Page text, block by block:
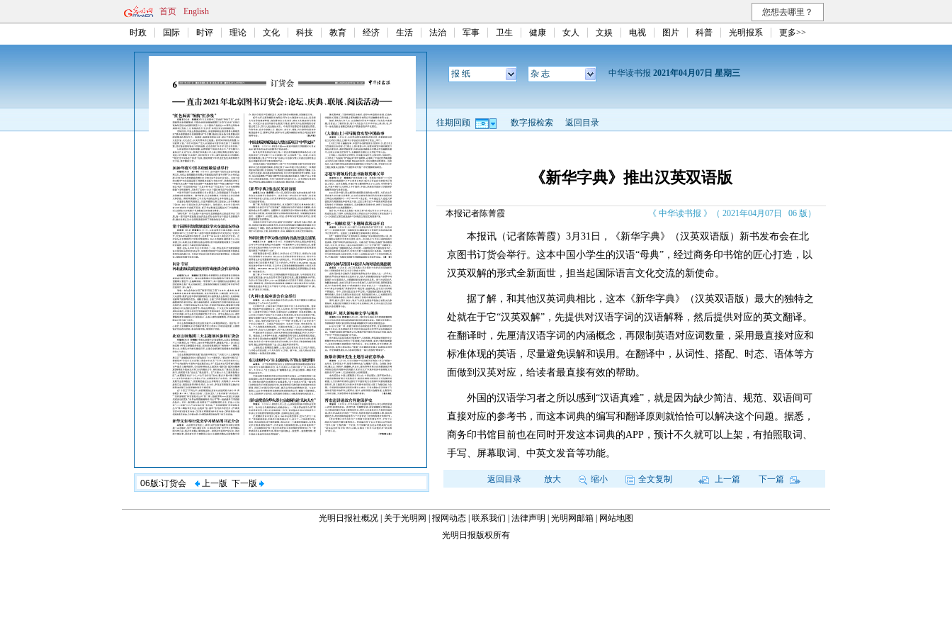
首页 English 您想去哪里？
时政 国际 时评 理论 文化 科技 教育 经济 生活 法治 军事 卫生 健康 女人 文娱 电视 图片 科普 光明报系 更多>>
06版:订货会 上一版 下一版
报 纸 杂 志 中华读书报 2021年04月07日 星期三
往期回顾 数字报检索 返回目录
《新华字典》推出汉英双语版
本报记者陈菁霞 《 中华读书报 》（ 2021年04月07日 06 版）
本报讯（记者陈菁霞）3月31日，《新华字典》（汉英双语版）新书发布会在北
京图书订货会举行。这本中国小学生的汉语“母典”，经过商务印书馆的匠心打造，以
汉英双解的形式全新面世，担当起国际语言文化交流的新使命。
据了解，和其他汉英词典相比，这本《新华字典》（汉英双语版）最大的独特之
处就在于它“汉英双解”，先提供对汉语字词的汉语解释，然后提供对应的英文翻译。
在翻译时，先厘清汉语字词的内涵概念，再限制英语对应词数量，采用最直接对应和
标准体现的英语，尽量避免误解和误用。在翻译中，从词性、搭配、时态、语体等方
面做到汉英对应，给读者最直接有效的帮助。
外国的汉语学习者之所以感到“汉语真难”，就是因为缺少简洁、规范、双语间可
直接对应的参考书，而这本词典的编写和翻译原则就恰恰可以解决这个问题。据悉，
商务印书馆目前也在同时开发这本词典的APP，预计不久就可以上架，有拍照取词、
手写、屏幕取词、中英文发音等功能。
返回目录 放大 缩小 全文复制 上一篇 下一篇
光明日报社概况 关于光明网 报网动态 联系我们 法律声明 光明网邮箱
网站地图
光明日报版权所有